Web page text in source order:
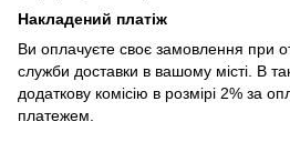
Накладений платіж
Ви оплачуєте своє замовлення при
служби доставки в вашому місті. В
додаткову комісію в розмірі 2% за
платежем.